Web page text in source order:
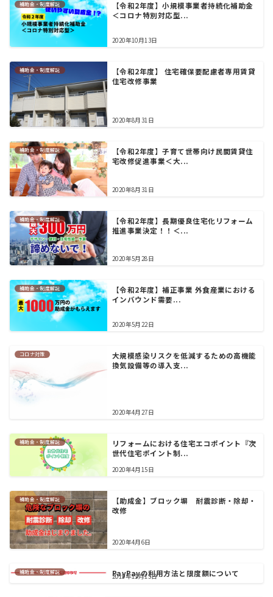
補助金・制度解説
【令和2年度】小規模事業者持続化補助金
＜コロナ特別対応型...
2020年10月13日
補助金・制度解説
【令和2年度】 住宅確保要配慮者専用賃貸
住宅改修事業
2020年8月31日
補助金・制度解説
【令和2年度】子育て世帯向け民間賃貸住
宅改修促進事業＜大...
2020年8月31日
補助金・制度解説
【令和2年度】長期優良住宅化リフォーム
推進事業決定！！＜...
2020年5月28日
補助金・制度解説
【令和2年度】補正事業 外食産業における
インバウンド需要...
2020年5月22日
コロナ対策
大規模感染リスクを低減するための高機能
換気設備等の導入支...
2020年4月27日
補助金・制度解説
リフォームにおける住宅エコポイント『次
世代住宅ポイント制...
2020年4月15日
補助金・制度解説
【助成金】ブロック塀 耐震診断・除却・
改修
2020年4月6日
補助金・制度解説 PayPayの利用方法と限度額について
2019年11月15日